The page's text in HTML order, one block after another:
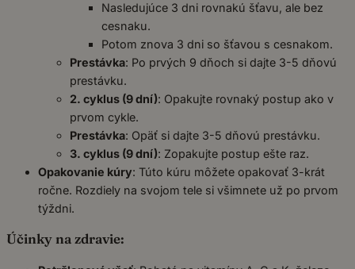
Nasledujúce 3 dni rovnakú šťavu, ale bez
cesnaku.
Potom znova 3 dni so šťavou s cesnakom.
Prestávka: Po prvých 9 dňoch si dajte 3-5 dňovú
prestávku.
2. cyklus (9 dní): Opakujte rovnaký postup ako v
prvom cykle.
Prestávka: Opäť si dajte 3-5 dňovú prestávku.
3. cyklus (9 dní): Zopakujte postup ešte raz.
Opakovanie kúry: Túto kúru môžete opakovať 3-krát
ročne. Rozdiely na svojom tele si všimnete už po prvom
týždni.
Účinky na zdravie: